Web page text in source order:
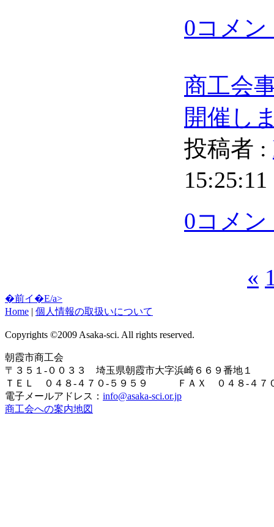
0コメン
商工会
開催し
投稿者 :
15:25:11
0コメン
«
�前イ�E/a>
Home | 個人情報の取扱いについて
Copyrights ©2009 Asaka-sci. All rights reserved.
朝霞市商工会
〒３５１-００３３ 埼玉県朝霞市大字浜崎６６９番地１
ＴＥＬ ０４８-４７０-５９５９ ＦＡＸ ０４８-４７
電子メールアドレス： info@asaka-sci.or.jp
商工会への案内地図